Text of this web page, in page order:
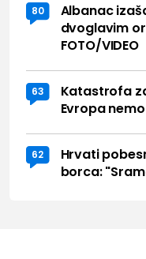
80
Albanac
dvoglavim
FOTO/VIDEO
63
Katastrofa
Evropa
62
Hrvati
borca: